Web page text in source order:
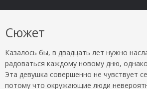
Сюжет
Казалось бы, в двадцать лет нужно
радоваться каждому новому дню,
Эта девушка совершенно не чувствует
потому что окружающие люди